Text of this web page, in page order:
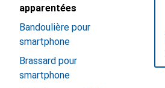
apparentées
Bandoulière pour
smartphone
Brassard pour
smartphone